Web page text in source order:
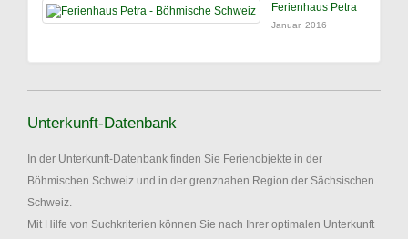
Ferienhaus Petra
Januar, 2016
Unterkunft-Datenbank
In der Unterkunft-Datenbank finden Sie Ferienobjekte in der
Böhmischen Schweiz und in der grenznahen Region der Sächsischen
Schweiz.
Mit Hilfe von Suchkriterien können Sie nach Ihrer optimalen Unterkunft